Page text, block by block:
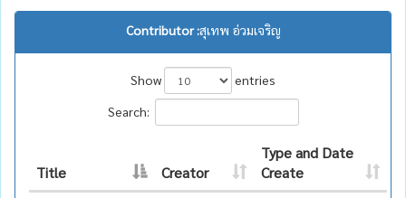
Contributor :สุเทพ อ่วมเจริญ
Show
entries
Search:
Title Creator
Type and Date
Create